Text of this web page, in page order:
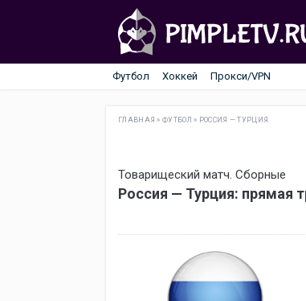
Футбол Хоккей Прокси/VPN
ГЛАВНАЯ »ФУТБОЛ » РОССИЯ — ТУРЦИЯ
Товарищеский матч. Сборные
Россия — Турция: прямая